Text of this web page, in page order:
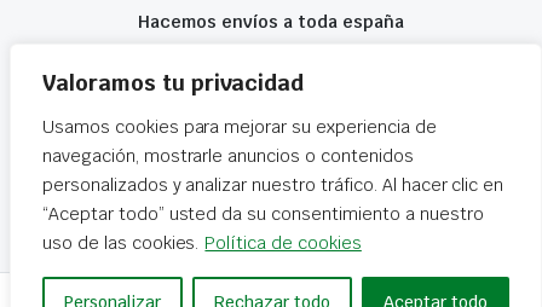
Valoramos tu privacidad
Usamos cookies para mejorar su experiencia de
navegación, mostrarle anuncios o contenidos
personalizados y analizar nuestro tráfico. Al hacer clic en
“Aceptar todo” usted da su consentimiento a nuestro
uso de las cookies. Política de cookies
Personalizar Rechazar todo Aceptar todo
Hacemos envíos a toda españa
Recibe tu recambio en 24-72 horas
Desguaces El Recanvi 2026 ©Condiciones generales·Declaración de